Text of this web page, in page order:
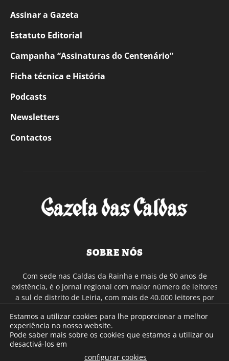
Assinar a Gazeta
Estatuto Editorial
Campanha “Assinaturas do Centenário”
Ficha técnica e História
Podcasts
Newsletters
Contactos
SOBRE NÓS
Com sede nas Caldas da Rainha e mais de 90 anos de
existência, é o jornal regional com maior número de leitores
a sul de distrito de Leiria, com mais de 40.000 leitores por
Continental e assinatura online.
SIGA-NOS
Estamos a utilizar cookies para lhe proporcionar a melhor
experiência no nosso website.
Pode saber mais sobre os cookies que estamos a utilizar ou
desactivá-los em
configurar cookies